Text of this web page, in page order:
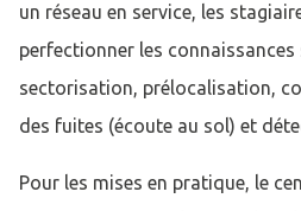
un réseau en service, les
perfectionner les
sectorisation, prélocalisation,
des fuites (écoute au sol) et
Pour les mises en pratique, le